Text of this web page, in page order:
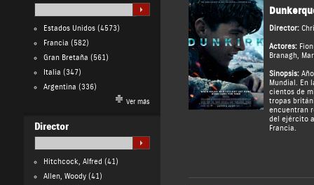
Estados Unidos(4573)
Francia (582)
Gran Bretaña (561)
Italia (347)
Argentina (336)
Ver más
Director
Hitchcock, Alfred (41)
Allen, Woody(41)
Director:
Actores:
Branagh,
Sinopsis:Año
Mundial. En
cientos de
tropas
encuentran
del ejército
Francia.